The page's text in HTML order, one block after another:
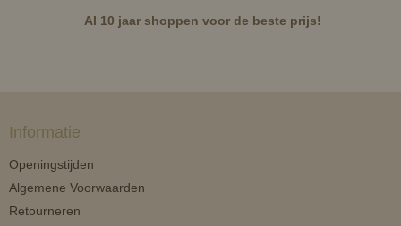
Al 10 jaar shoppen voor de beste prijs!
Informatie
Openingstijden
Algemene Voorwaarden
Retourneren